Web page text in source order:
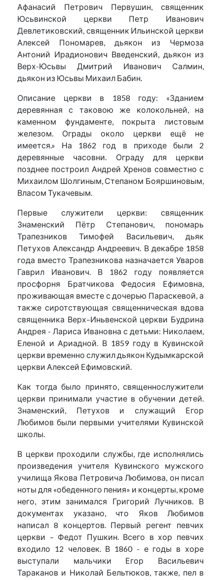
Афанасий Петрович Первушин, священник
Юсьвинской церкви Петр Иванович
Девлетиковский, священник Ильинской церкви
Алексей Пономарев, дьякон из Чермоза
Антоний Ирадионович Введенский, дьякон из
Верх-Юсьвы Дмитрий Иванович Салмин,
дьякон из Юсьвы Михаил Бабин.
Описание церкви в 1858 году: «Зданием
деревянная с таковою же колокольней, на
каменном фундаменте, покрыта листовым
железом. Ограды около церкви ещё не
имеется.» На 1862 год в приходе были 2
деревянные часовни. Ограду для церкви
позднее построил Андрей Хренов совместно с
Михаилом Шолгиным, Степаном Бояршиновым,
Власом Тукачевым.
Первые служители церкви: священник
Знаменский Пётр Степанович, пономарь
Трапезников Тимофей Васильевич, дьяк
Петухов Александр Андреевич. В декабре 1858
года вместо Трапезникова назначается Уваров
Гаврил Иванович. В 1862 году появляется
просфорня Братчикова Федосия Ефимовна,
проживающая вместе с дочерью Параскевой, а
также сиротствующая священническая вдова
священника Верх–Иньвенской церкви Будрина
Андрея - Лариса Ивановна с детьми: Николаем,
Еленой и Ариадной. В 1859 году в Кувинской
церкви временно служил дьякон Кудымкарской
церкви Алексей Ефимовский.
Как тогда было принято, священнослужители
церкви принимали участие в обучении детей.
Знаменский, Петухов и служащий Егор
Любимов были первыми учителями Кувинской
школы.
В церкви проходили службы, где исполнялись
произведения учителя Кувинского мужского
училища Якова Петровича Любимова, он писал
ноты для «обеденного пения» и концерты, кроме
него, этим занимался Григорий Лучников. В
документах указано, что Яков Любимов
написал 8 концертов. Первый регент певчих
церкви – Федот Пушкин. Всего в хор певчих
входило 12 человек. В 1860 - е годы в хоре
выступали мальчики Егор Васильевич
Тараканов и Николай Бельтюков, также, пел в